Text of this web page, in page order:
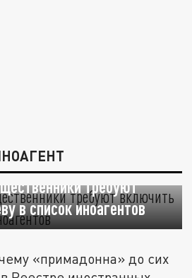
требуют
в список иноагентов
«примадонна» до сих